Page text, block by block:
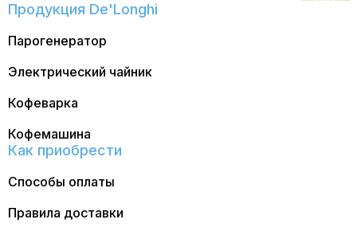
Продукция De'Longhi
Парогенератор
Электрический чайник
Кофеварка
Кофемашина
Как приобрести
Способы оплаты
Правила доставки